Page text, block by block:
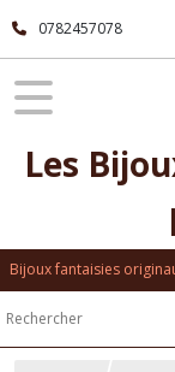
0782457078
Les
Bijoux fantaisies